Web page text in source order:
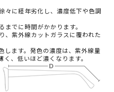
々に経年劣化し、濃度低下や色調
までに時間がかかります。
、紫外線カットガラスに覆われた
します。発色の濃度は、紫外線量
、低いほど濃くなります。